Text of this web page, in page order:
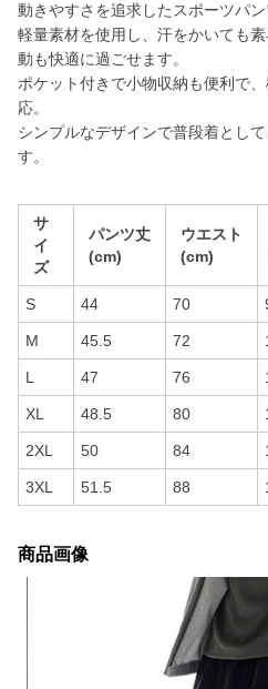
動きやすさを追求したスポーツパン
軽量素材を使用し、汗をかいても
動も快適に過ごせます。
ポケット付きで小物収納も便利で
応。
シンプルなデザインで普段着とし
す。
サ
イ
ズ
パンツ丈
(cm)
ウエスト
(cm)
S 44 70
M 45.5 72
L 47 76
XL 48.5 80
2XL 50 84
3XL 51.5 88
商品画像